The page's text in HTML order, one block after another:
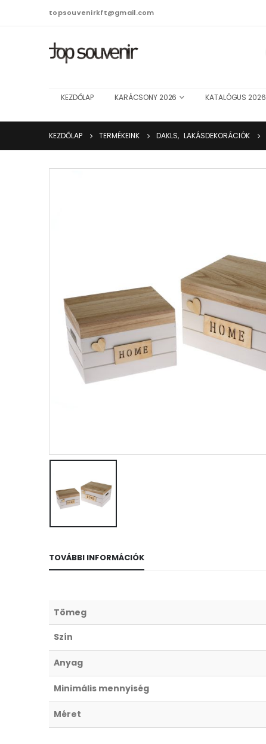
topsouvenirkft@gmail.com
KEZDŐLAP KARÁCSONY 2026 KATALÓGUS 2026
KEZDŐLAP TERMÉKEINK DAKLS, LAKÁSDEKORÁCIÓK
TOVÁBBI INFORMÁCIÓK
Tömeg
Szín
Anyag
Minimális mennyiség
Méret